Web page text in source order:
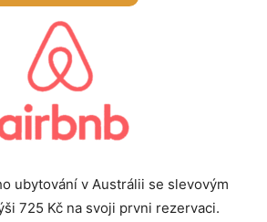
ubytování v Austrálii se slevovým
725 Kč na svoji prvni rezervaci.